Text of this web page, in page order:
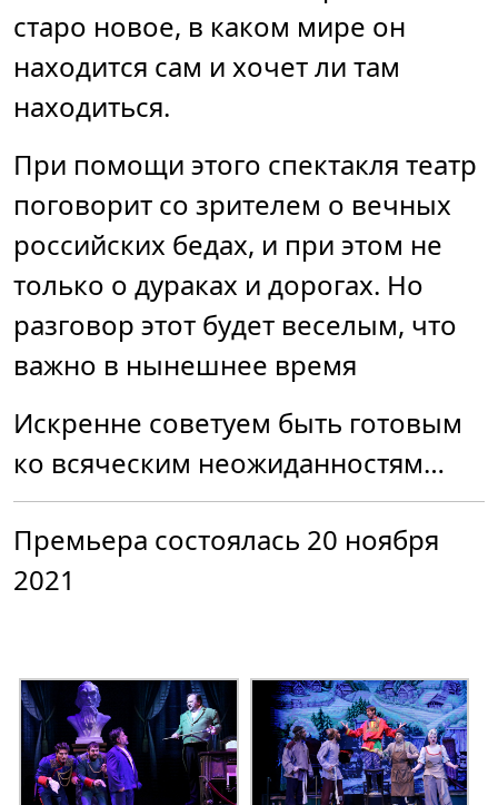
старо новое, в каком мире он
находится сам и хочет ли там
находиться.
При помощи этого спектакля театр
поговорит со зрителем о вечных
российских бедах, и при этом не
только о дураках и дорогах. Но
разговор этот будет веселым, что
важно в нынешнее время
Искренне советуем быть готовым
ко всяческим неожиданностям…
Премьера состоялась 20 ноября
2021